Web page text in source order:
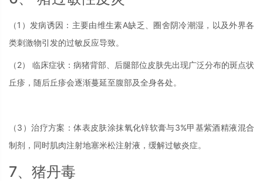
（1）发病诱因：主要由维生素A缺乏、圈舍阴冷潮湿，以及外界各
类刺激物引发的过敏反应导致。
（2） 临床症状：病猪背部、后腿部位皮肤先出现广泛分布的斑点状
丘疹，随后丘疹会逐渐蔓延至腹部及全身各处。
（3）治疗方案：体表皮肤涂抹氧化锌软膏与3%甲基紫酒精液混合
制剂，同时肌肉注射地塞米松注射液，缓解过敏炎症。
7、猪丹毒